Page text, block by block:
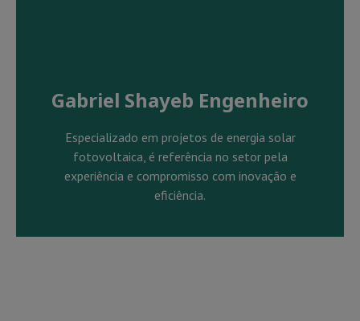
Gabriel Shayeb Engenheiro
Especializado em projetos de energia solar
fotovoltaica, é referência no setor pela
experiência e compromisso com inovação e
eficiência.